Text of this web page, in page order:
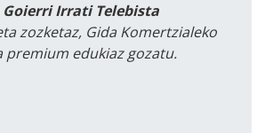
Goierri Irrati Telebista
zozketaz, Gida Komertzialeko
premium edukiaz gozatu.